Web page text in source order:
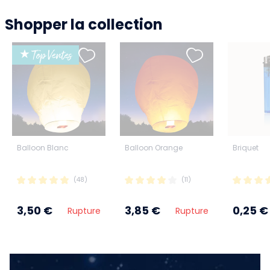
Shopper la collection
Balloon Blanc
(48)
3,50 € Rupture
★ Top Ventes
Balloon Orange
(11)
3,85 € Rupture
Briquet
0,25 €